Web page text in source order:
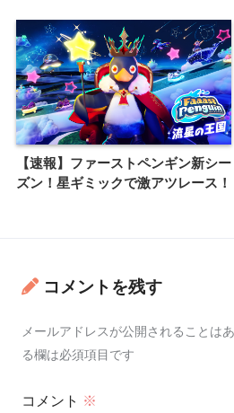
【速報】ファーストペンギン新シー
ズン！星ギミックで激アツレース！
コメントを残す
メールアドレスが公開されることはあ
る欄は必須項目です
コメント ※